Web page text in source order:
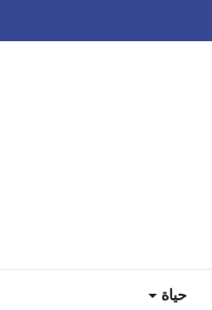
حياة